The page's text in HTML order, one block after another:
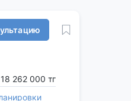
262 000 тг